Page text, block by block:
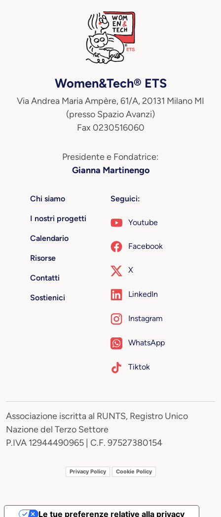
Women&Tech® ETS
Via Andrea Maria Ampère, 61/A, 20131 Milano MI
(presso Spazio Avanzi)
Fax 0230516060
Presidente e Fondatrice:
Gianna Martinengo
Chi siamo
I nostri progetti
Calendario
Risorse
Contatti
Sostienici
Seguici:
Youtube
Facebook
X
LinkedIn
Instagram
WhatsApp
Tiktok
Associazione iscritta al RUNTS, Registro Unico
Nazione del Terzo Settore
P.IVA 12944490965 | C.F. 97527380154
Privacy Policy Cookie Policy
Le tue preferenze relative alla privacy